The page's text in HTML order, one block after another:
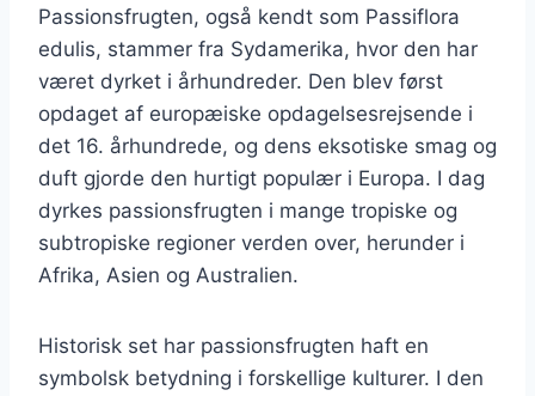
Passionsfrugten, også kendt som Passiflora
edulis, stammer fra Sydamerika, hvor den har
været dyrket i århundreder. Den blev først
opdaget af europæiske opdagelsesrejsende i
det 16. århundrede, og dens eksotiske smag og
duft gjorde den hurtigt populær i Europa. I dag
dyrkes passionsfrugten i mange tropiske og
subtropiske regioner verden over, herunder i
Afrika, Asien og Australien.
Historisk set har passionsfrugten haft en
symbolsk betydning i forskellige kulturer. I den